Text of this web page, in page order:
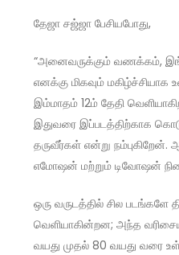
தேஜா சஜ்ஜா பேசியபோது,
“அனைவருக்கும் வணக்கம்,
எனக்கு மிகவும் மகிழ்ச்சியாக
இம்மாதம் 12ம் தேதி
இதுவரை இப்படத்திற்காக
தருவீர்கள் என்று
எமோஷன் மற்றும் டிவோஷன்
ஒரு வருடத்தில் சில படங்களே
வெளியாகின்றன; அந்த
வயது முதல் 80 வயது வரை